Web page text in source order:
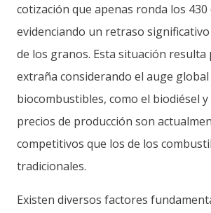
cotización que apenas ronda los 430
evidenciando un retraso
de los granos. Esta situación
extraña considerando el auge global
biocombustibles, como el biodiésel
precios de producción son
competitivos que los de los
tradicionales.
Existen diversos factores